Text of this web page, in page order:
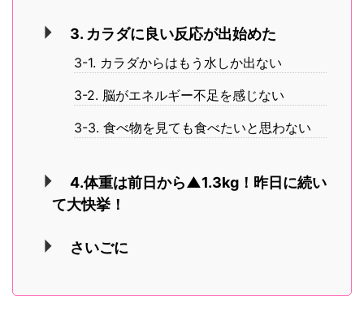
3. カラダに良い反応が出始めた
3-1. カラダからはもう水しか出ない
3-2. 脳がエネルギー不足を感じない
3-3. 食べ物を見ても食べたいと思わない
4.体重は前日から▲1.3kg！昨日に続い
て大快挙！
さいごに